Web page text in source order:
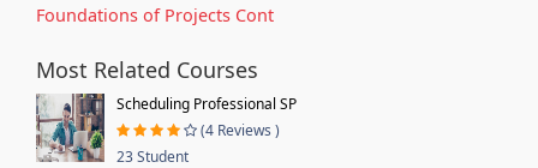
Foundations of Projects Cont
Most Related Courses
Scheduling Professional SP
(4 Reviews )
23 Student